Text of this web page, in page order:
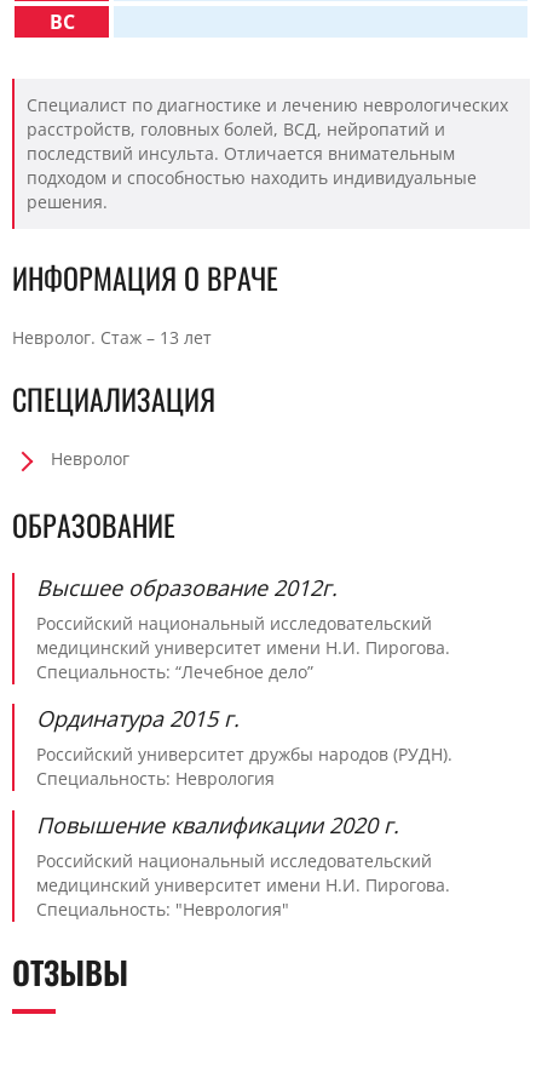
ВС
Специалист по диагностике и лечению неврологических
расстройств, головных болей, ВСД, нейропатий и
последствий инсульта. Отличается внимательным
подходом и способностью находить индивидуальные
решения.
ИНФОРМАЦИЯ О ВРАЧЕ
Невролог. Стаж – 13 лет
СПЕЦИАЛИЗАЦИЯ
Невролог
ОБРАЗОВАНИЕ
Высшее образование 2012г.
Российский национальный исследовательский
медицинский университет имени Н.И. Пирогова.
Специальность: “Лечебное дело”
Ординатура 2015 г.
Российский университет дружбы народов (РУДН).
Специальность: Неврология
Повышение квалификации 2020 г.
Российский национальный исследовательский
медицинский университет имени Н.И. Пирогова.
Специальность: "Неврология"
ОТЗЫВЫ